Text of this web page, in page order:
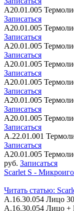
А20.01.005
Записаться
А20.01.005
Записаться
А20.01.005
Записаться
А20.01.005
Записаться
А20.01.005
Записаться
А20.01.005
Записаться
А20.01.005
Записаться
А.22.01.001
Записаться
А20.01.005
руб. Записаться
Scarlet S -
Читать статью:
А.16.30.054 Лицо
А.16.30.054 Лицо +